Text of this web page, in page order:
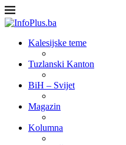
Kalesijske teme
Tuzlanski Kanton
BiH – Svijet
Magazin
Kolumna